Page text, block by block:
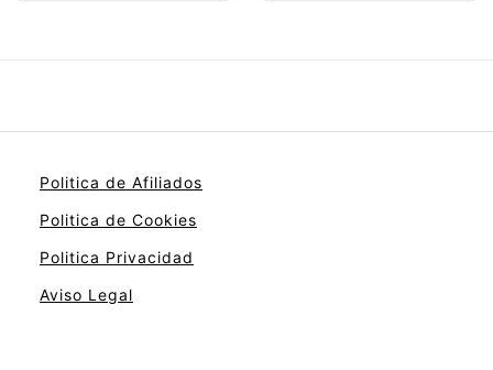
Politica de Afiliados
Politica de Cookies
Politica Privacidad
Aviso Legal